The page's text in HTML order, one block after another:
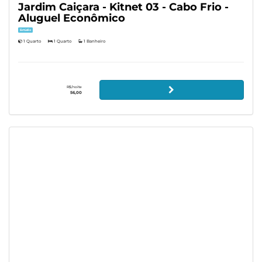
Jardim Caiçara - Kitnet 03 - Cabo Frio -
Aluguel Econômico
Estúdio
1 Quarto 1 Quarto 1 Banheiro
R$/noite
56,00